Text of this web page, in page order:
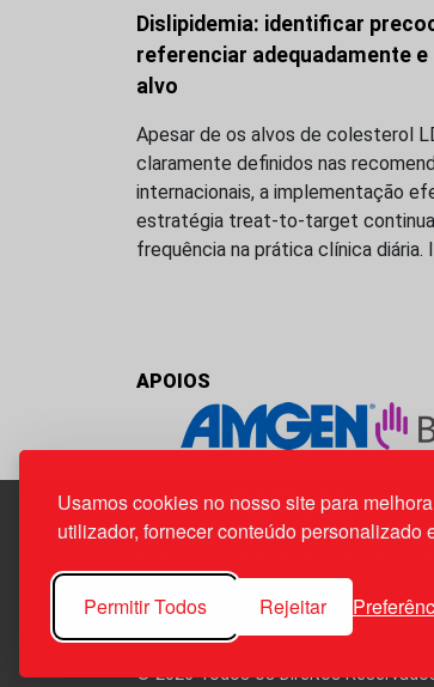
Usamos cookies no nosso site para
utilizador, fornecer conteúdo personalizado
Permitir Todos Rejeitar
Dislipidemia: identificar
referenciar adequadamente
alvo
Apesar de os alvos de colesterol
claramente definidos nas
internacionais, a implementação
estratégia treat-to-target
frequência na prática clínica diária.
APOIOS
1800-282 Lisboa | Portugal
21 850 40 65
© 2026 Todos os Direitos